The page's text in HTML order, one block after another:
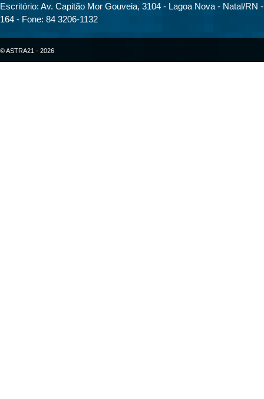
Escritório: Av. Capitão Mor Gouveia, 3104 - Lagoa Nova - Natal/RN
164 - Fone: 84 3206-1132
© ASTRA21 - 2026